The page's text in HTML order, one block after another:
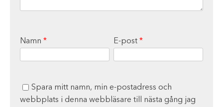
Namn * E-post *
Spara mitt namn, min e-postadress och
webbplats i denna webbläsare till nästa gång jag